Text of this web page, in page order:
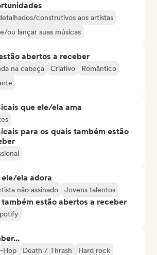
construtivos aos artistas
ou lançar suas músicas
abertos a receber
na cabeça Criativo
Romântico
que ele/ela ama
para os quais também estão
ela adora
não assinado Jovens talentos
estão abertos a receber
Hop Death / Thrash
Hard rock